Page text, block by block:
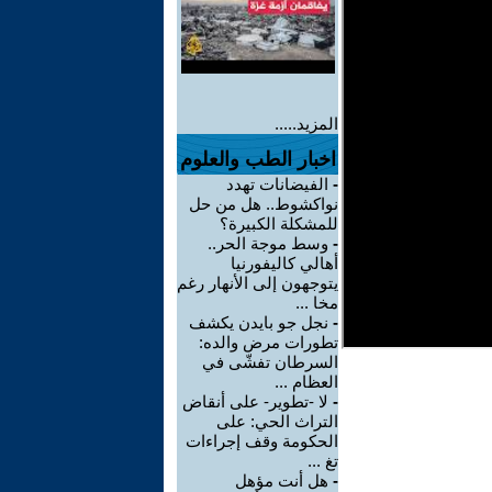
المزيد.....
اخبار الطب والعلوم
- الفيضانات تهدد
نواكشوط.. هل من حل
للمشكلة الكبيرة؟
- وسط موجة الحر..
أهالي كاليفورنيا
يتوجهون إلى الأنهار رغم
مخا ...
- نجل جو بايدن يكشف
تطورات مرض والده:
السرطان تفشّى في
العظام ...
- لا -تطوير- على أنقاض
التراث الحي: على
الحكومة وقف إجراءات
تغ ...
- هل أنت مؤهل